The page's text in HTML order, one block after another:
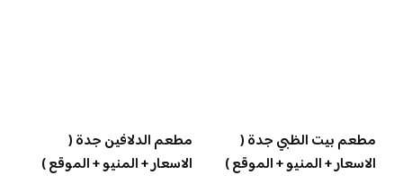
مطعم بيت الظبي جدة (
الاسعار + المنيو + الموقع )
مطعم الدلافين جدة (
الاسعار + المنيو + الموقع )